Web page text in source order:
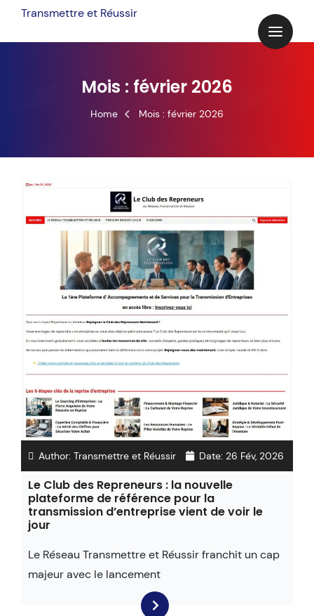
content
Transmettre et Réussir
Mois : février 2026
Home Mois : février 2026
Author: Transmettre et Réussir Date: 26 Fév, 2026
Le Club des Repreneurs : la nouvelle
plateforme de référence pour la
transmission d’entreprise vient de voir le
jour
Le Réseau Transmettre et Réussir franchit un cap
majeur avec le lancement